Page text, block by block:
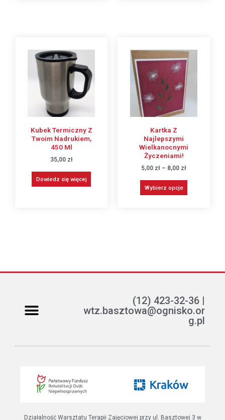
Kubek Termiczny Z
Twoim Nadrukiem,
450 Ml
35,00 zł
Dowiedz się więcej
Kartka Z
Najlepszymi
Wielkanocnymi
Życzeniami!
5,00 zł – 8,00 zł
Wybierz opcje
(12) 423-32-36 |
wtz.basztowa@ognisko.or
g.pl
Działalność Warsztatu Terapii Zajęciowej przy ul. Basztowej 3 w